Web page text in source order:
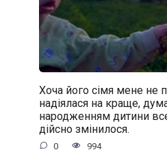
Хоча його сімя мене не
надіялася на краще,
народженням дитини
дійсно змінилося.
0 994